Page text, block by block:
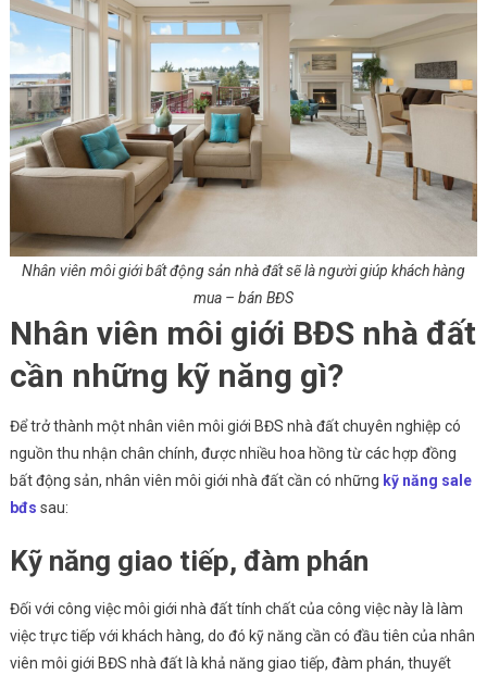
Nhân viên môi giới bất động sản nhà đất sẽ là người giúp khách hàng
mua – bán BĐS
Nhân viên môi giới BĐS nhà đất
cần những kỹ năng gì?
Để trở thành một nhân viên môi giới BĐS nhà đất chuyên nghiệp có
nguồn thu nhận chân chính, được nhiều hoa hồng từ các hợp đồng
bất động sản, nhân viên môi giới nhà đất cần có những kỹ năng sale
bđs sau:
Kỹ năng giao tiếp, đàm phán
Đối với công việc môi giới nhà đất tính chất của công việc này là làm
việc trực tiếp với khách hàng, do đó kỹ năng cần có đầu tiên của nhân
viên môi giới BĐS nhà đất là khả năng giao tiếp, đàm phán, thuyết